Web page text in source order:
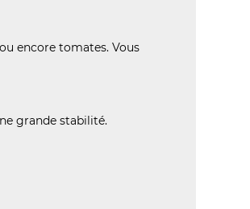
encore tomates. Vous
grande stabilité.